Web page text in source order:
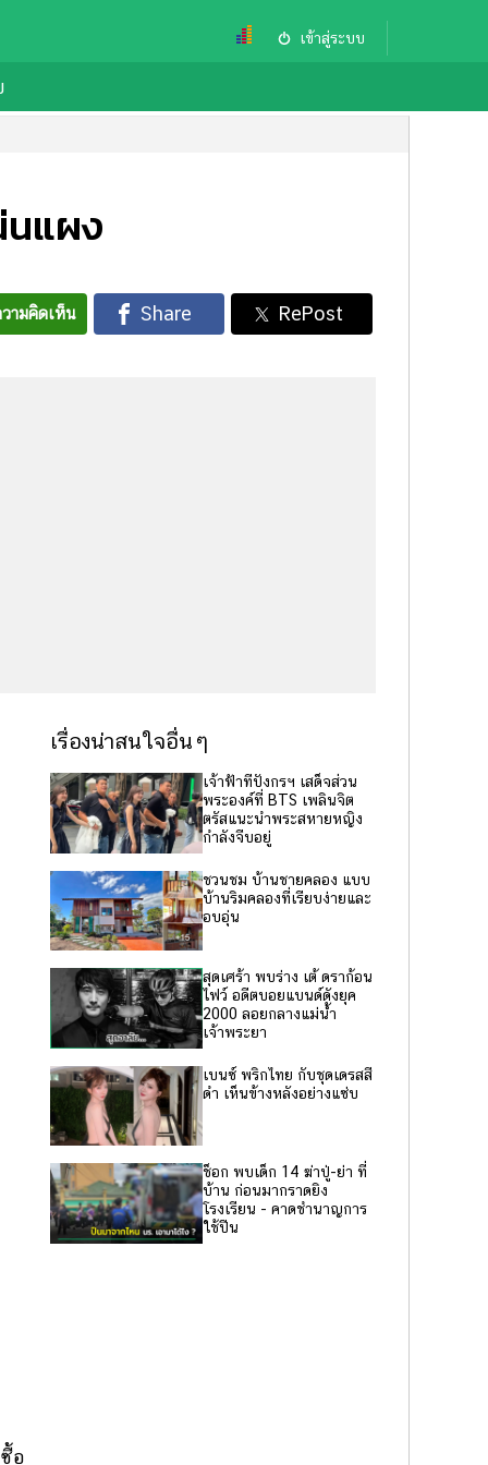
เข้าสู่ระบบ
นแผง
ามคิดเห็น
ซื้อ
เรื่องน่าสนใจอื่นๆ
เจ้าฟ้าทีปังกรฯ เสด็จส่วน
พระองค์ที่ BTS เพลินจิต
ตรัสแนะนำพระสหายหญิง
กำลังจีบอยู่
ชวนชม บ้านชายคลอง แบบ
บ้านริมคลองที่เรียบง่ายและ
อบอุ่น
สุดเศร้า พบร่าง เต้ ดราก้อน
ไฟว์ อดีตบอยแบนด์ดังยุค
2000 ลอยกลางแม่น้ำ
เจ้าพระยา
เบนซ์ พริกไทย กับชุดเดรสสี
ดำ เห็นข้างหลังอย่างแซ่บ
ช็อก พบเด็ก 14 ฆ่าปู่-ย่า ที่
บ้าน ก่อนมากราดยิง
โรงเรียน - คาดชำนาญการ
ใช้ปืน